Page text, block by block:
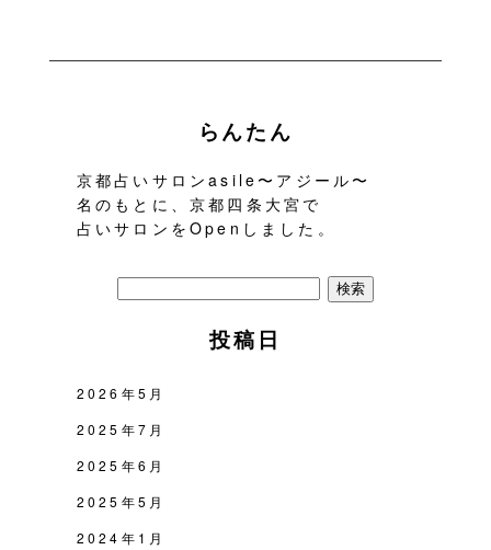
らんたん
京都占いサロンasile〜アジール〜
名のもとに、京都四条大宮で
占いサロンをOpenしました。
検
投稿日
2026年5月
2025年7月
2025年6月
2025年5月
2024年1月